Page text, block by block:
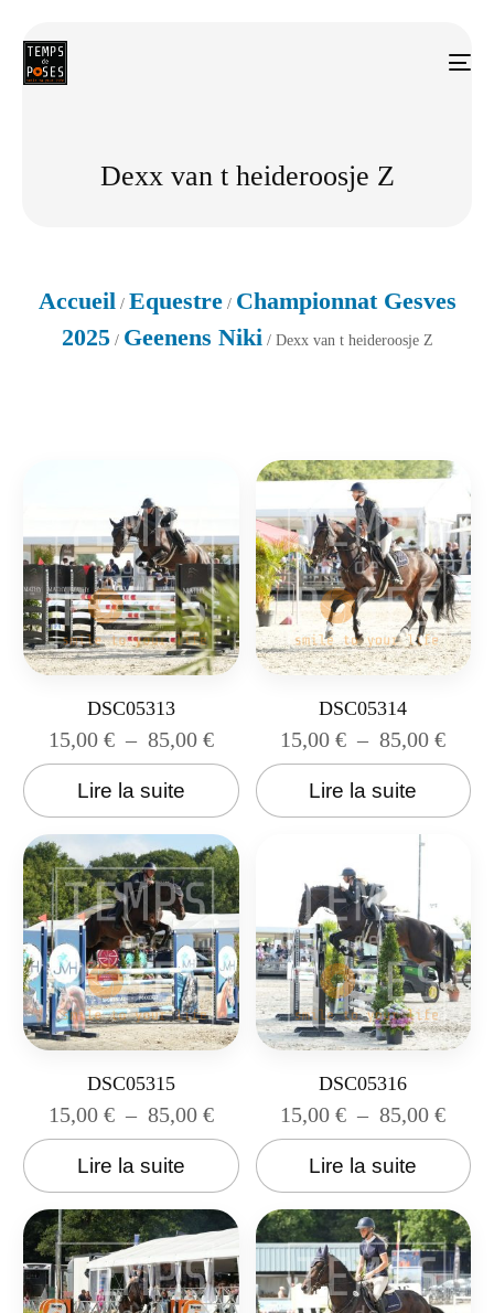
Dexx van t heideroosje Z
Accueil / Equestre/ Championnat Gesves
2025/ Geenens Niki / Dexx van t heideroosje Z
DSC05313
15,00 € – 85,00 €
Lire la suite
DSC05314
15,00€ – 85,00€
Lire la suite
DSC05315
15,00 € – 85,00 €
Lire la suite
DSC05316
15,00€ – 85,00€
Lire la suite